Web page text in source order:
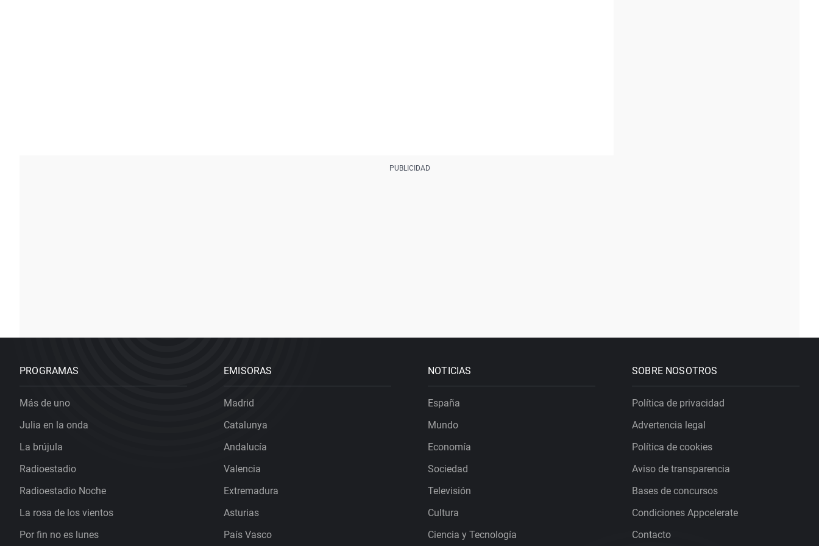
PROGRAMAS
Más de uno
Julia en la onda
La brújula
Radioestadio
Radioestadio Noche
La rosa de los vientos
Por fin no es lunes
EMISORAS
Madrid
Catalunya
Andalucía
Valencia
Extremadura
Asturias
País Vasco
NOTICIAS
España
Mundo
Economía
Sociedad
Televisión
Cultura
Ciencia y Tecnología
SOBRE NOSOTROS
Política de privacidad
Advertencia legal
Política de cookies
Aviso de transparencia
Bases de concursos
Condiciones Appcelerate
Contacto